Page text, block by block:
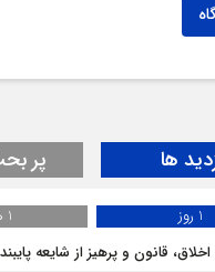
ها پر
1 روز
1 هفته
قانون و پرهیز از شایعه